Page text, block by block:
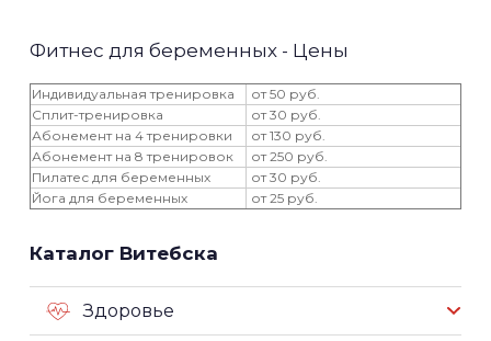
Фитнес для беременных - Цены
Индивидуальная тренировка
от 50 руб.
Сплит-тренировка
от 30 руб.
Абонемент на 4 тренировки
от 130 руб.
Абонемент на 8 тренировок
от 250 руб.
Пилатес для беременных
от 30 руб.
Йога для беременных
от 25 руб.
Каталог Витебска
Здоровье